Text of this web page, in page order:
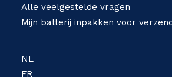
Alle veelgestelde vragen
Mijn batterij inpakken voor
NL
FR